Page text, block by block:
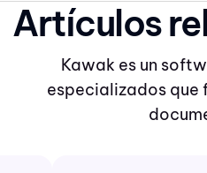
Artículos
Kawak es un
especializados